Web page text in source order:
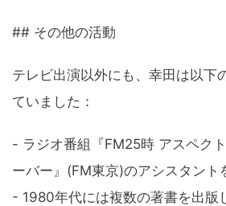
## その他の活動
テレビ出演以外にも、幸田は以下
ていました：
- ラジオ番組『FM25時 アスペク
ーバー』(FM東京)のアシスタント
- 1980年代には複数の著書を出版